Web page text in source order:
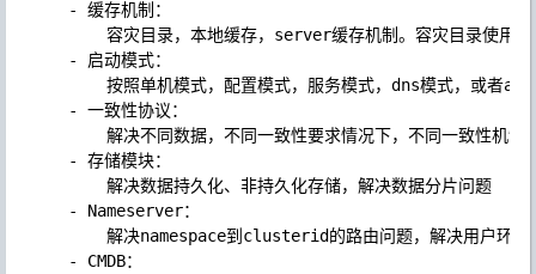
    - 缓存机制：
容灾目录，本地缓存，server缓存机制。容灾目录使用需
    - 启动模式：
按照单机模式，配置模式，服务模式，dns模式，或者
    - 一致性协议：
        解决不同数据，不同一致性要求情况下，不同一致性机制
    - 存储模块：
        解决数据持久化、非持久化存储，解决数据分片问题
    - Nameserver：
解决namespace到clusterid的路由问题，解决用户环境
    - CMDB：